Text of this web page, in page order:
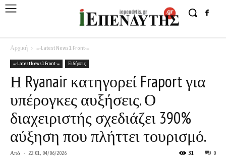
Αρχική =-Latest News1 Front-=
=-Latest News1 Front-= Ειδήσεις
Η Ryanair κατηγορεί Fraport για
υπέρογκες αυξήσεις. Ο
διαχειριστής σχεδιάζει 390%
αύξηση που πλήττει τουρισμό.
Από - 22:01, 04/06/2026 0
31